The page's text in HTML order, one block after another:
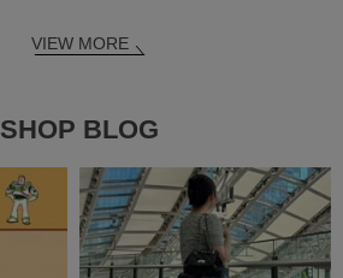
VIEW MORE
SHOP BLOG